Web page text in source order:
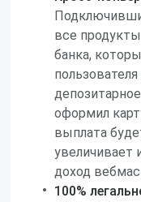
все продукты
банка,
пользователя
оформил
выплата
увеличивает
доход
100%